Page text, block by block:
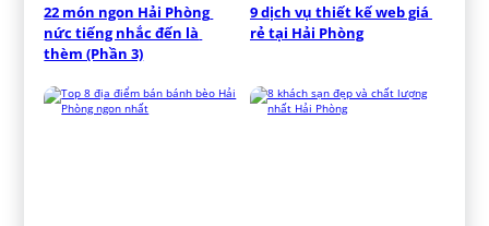
22 món ngon Hải Phòng
nức tiếng nhắc đến là
thèm (Phần 3)
9 dịch vụ thiết kế web giá
rẻ tại Hải Phòng